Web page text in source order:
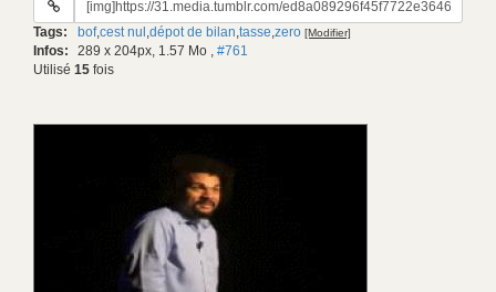
gif:
Tags: bof,cest nul ,dépot de bilan,tasse,zero [Modifier]
Infos: 289 x 204px, 1.57 Mo , #761
Utilisé 15 fois